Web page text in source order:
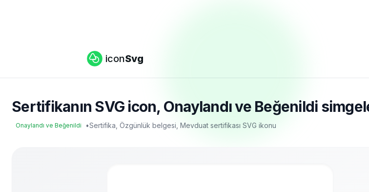
iconSvg
Sertifikanın SVG icon, Onaylandı ve Beğenildi
Onaylandı ve Beğenildi •Sertifika, Özgünlük belgesi, Mevduat sertifikası SVG ikonu